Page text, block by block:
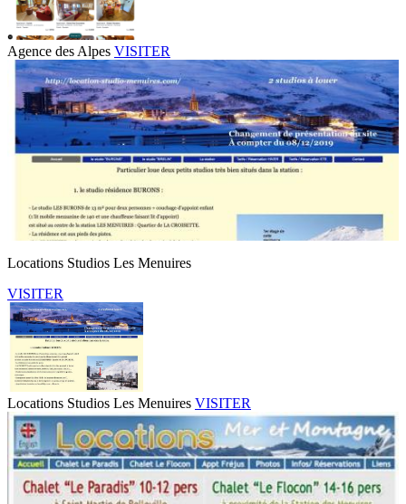
Agence des Alpes VISITER
Locations Studios Les Menuires
VISITER
Locations Studios Les Menuires VISITER